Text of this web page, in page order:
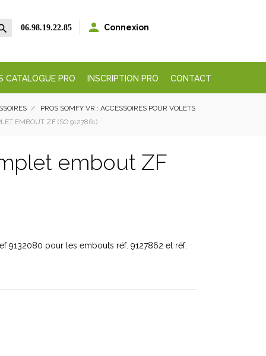
06.98.19.22.85  Connexion
CATALOGUE PRO INSCRIPTION PRO CONTACT
PROS SOMFY VR : ACCESSOIRES POUR VOLETS
EMBOUT ZF (SO 9127861)
embout ZF
9132080 pour les embouts réf. 9127862 et réf.